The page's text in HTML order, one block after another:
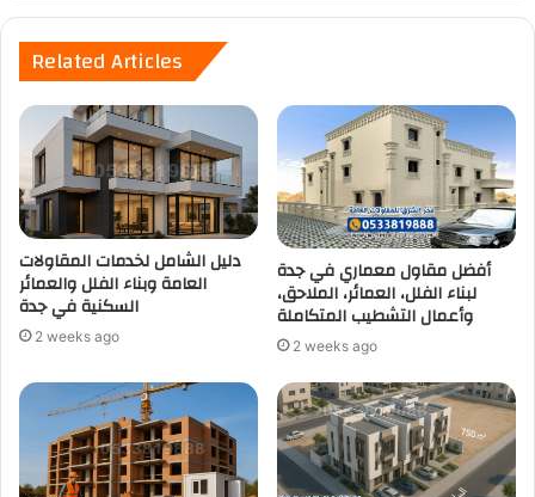
Related Articles
دليل الشامل لخدمات المقاولات
العامة وبناء الفلل والعمائر
السكنية في جدة
2 weeks ago
أفضل مقاول معماري في جدة
لبناء الفلل، العمائر، الملاحق،
وأعمال التشطيب المتكاملة
2 weeks ago